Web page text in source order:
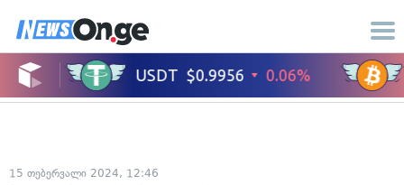
15 თებერვალი 2024, 12:46